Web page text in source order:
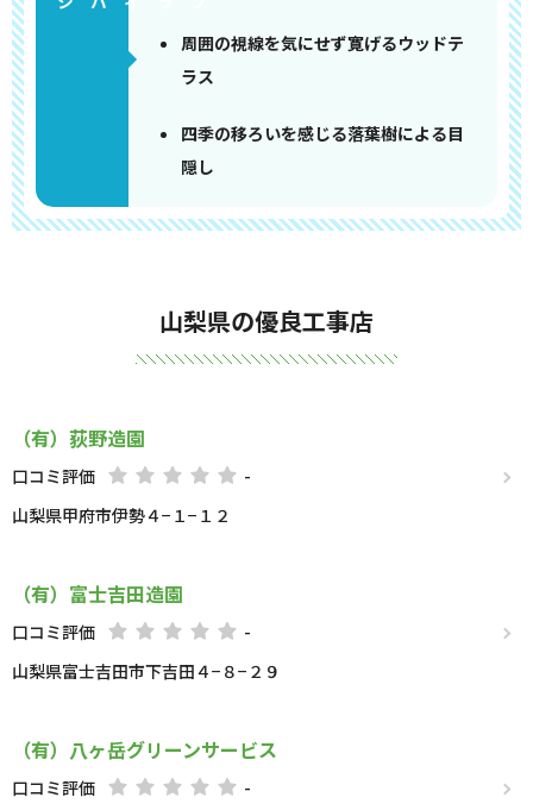
周囲の視線を気にせず寛げるウッドテ
ラス
四季の移ろいを感じる落葉樹による目
隠し
山梨県の優良工事店
（有）荻野造園
口コミ評価
-
山梨県甲府市伊勢４−１−１２
（有）富士吉田造園
口コミ評価
-
山梨県富士吉田市下吉田４−８−２９
（有）八ヶ岳グリーンサービス
口コミ評価 -